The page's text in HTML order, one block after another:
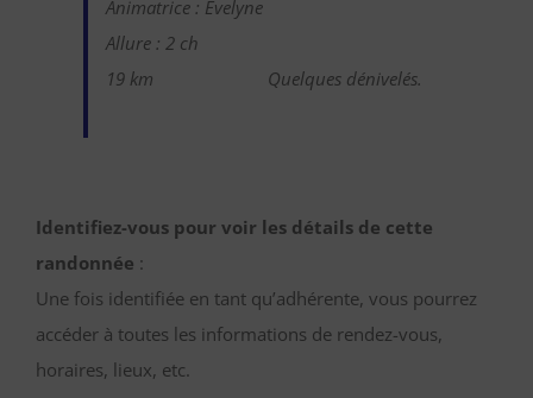
Animatrice : Evelyne
Allure : 2 ch
19 km
Quelques dénivelés.
Identifiez-vous pour voir les détails de cette
randonnée :
Une fois identifiée en tant qu’adhérente, vous pourrez
accéder à toutes les informations de rendez-vous,
horaires, lieux, etc.